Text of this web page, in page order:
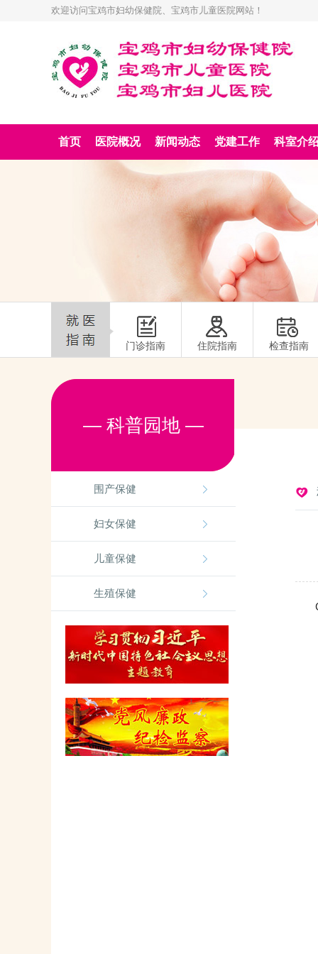
欢迎访问宝鸡市妇幼保健院、宝鸡市儿童医院网站！
首页 医院概况 新闻动态 党建工作 科室介
门诊指南 住院指南 检查指南
— 科普园地 —
围产保健
妇女保健
儿童保健
生殖保健